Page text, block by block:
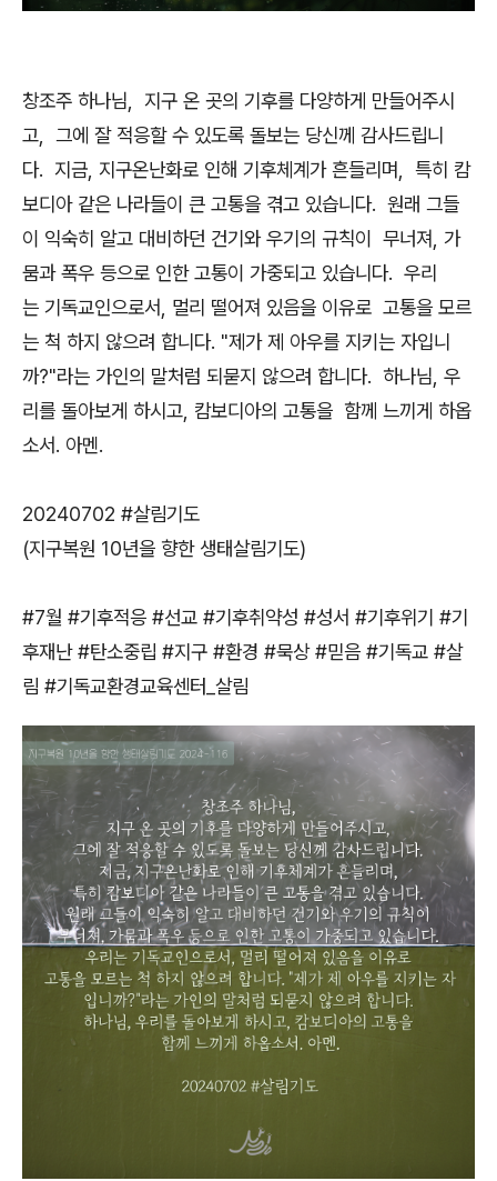
창조주 하나님, 지구 온 곳의 기후를 다양하게 만들어주시
고, 그에 잘 적응할 수 있도록 돌보는 당신께 감사드립니
다. 지금, 지구온난화로 인해 기후체계가 흔들리며, 특히 캄
보디아 같은 나라들이 큰 고통을 겪고 있습니다. 원래 그들
이 익숙히 알고 대비하던 건기와 우기의 규칙이 무너져, 가
뭄과 폭우 등으로 인한 고통이 가중되고 있습니다. 우리
는 기독교인으로서, 멀리 떨어져 있음을 이유로 고통을 모르
는 척 하지 않으려 합니다. "제가 제 아우를 지키는 자입니
까?"라는 가인의 말처럼 되묻지 않으려 합니다. 하나님, 우
리를 돌아보게 하시고, 캄보디아의 고통을 함께 느끼게 하옵
소서. 아멘.
20240702 #살림기도
(지구복원 10년을 향한 생태살림기도)
#7월 #기후적응 #선교 #기후취약성 #성서 #기후위기 #기
후재난 #탄소중립 #지구 #환경 #묵상 #믿음 #기독교 #살
림 #기독교환경교육센터_살림